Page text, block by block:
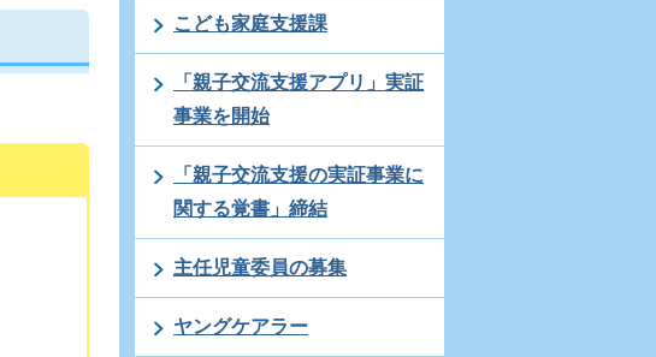
こども家庭支援課
「親子交流支援アプリ」実証
事業を開始
「親子交流支援の実証事業に
関する覚書」締結
主任児童委員の募集
ヤングケアラー